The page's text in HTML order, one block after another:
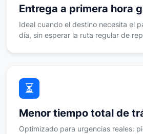
Entrega a primera hora
Ideal cuando el destino necesita el
día, sin esperar la ruta regular de
Menor tiempo total de
Optimizado para urgencias reales: